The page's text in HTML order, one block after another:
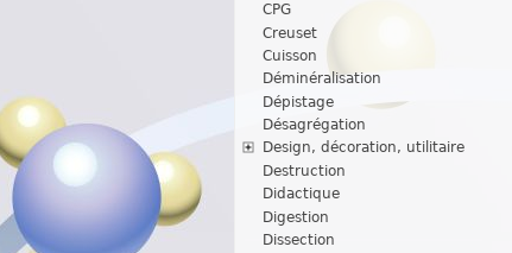
CPG
Creuset
Cuisson
Déminéralisation
Dépistage
Désagrégation
Design, décoration, utilitaire
Destruction
Didactique
Digestion
Dissection